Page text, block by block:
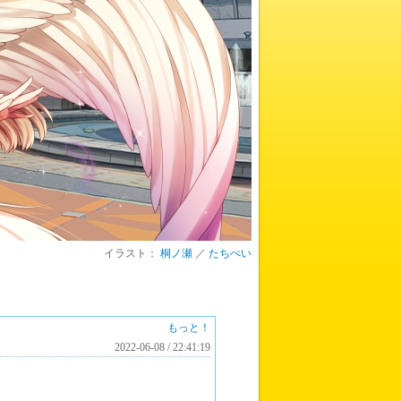
イラスト： 桐ノ瀬 ／ たちぺい
もっと！
2022-06-08 / 22:41:19